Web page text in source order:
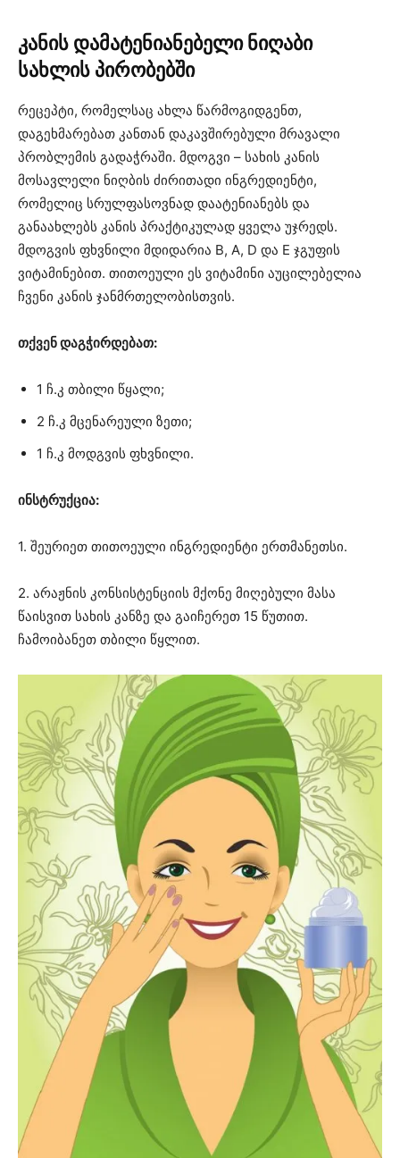
კანის დამატენიანებელი ნიღაბი
სახლის პირობებში
რეცეპტი, რომელსაც ახლა წარმოგიდგენთ,
დაგეხმარებათ კანთან დაკავშირებული მრავალი
პრობლემის გადაჭრაში. მდოგვი – სახის კანის
მოსავლელი ნიღბის ძირითადი ინგრედიენტი,
რომელიც სრულფასოვნად დაატენიანებს და
განაახლებს კანის პრაქტიკულად ყველა უჯრედს.
მდოგვის ფხვნილი მდიდარია B, A, D და E ჯგუფის
ვიტამინებით. თითოეული ეს ვიტამინი აუცილებელია
ჩვენი კანის ჯანმრთელობისთვის.
თქვენ დაგჭირდებათ:
1 ჩ.კ თბილი წყალი;
2 ჩ.კ მცენარეული ზეთი;
1 ჩ.კ მოდგვის ფხვნილი.
ინსტრუქცია:
1. შეურიეთ თითოეული ინგრედიენტი ერთმანეთსი.
2. არაჟნის კონსისტენციის მქონე მიღებული მასა
წაისვით სახის კანზე და გაიჩერეთ 15 წუთით.
ჩამოიბანეთ თბილი წყლით.